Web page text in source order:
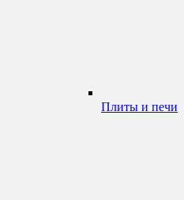
Плиты и печи